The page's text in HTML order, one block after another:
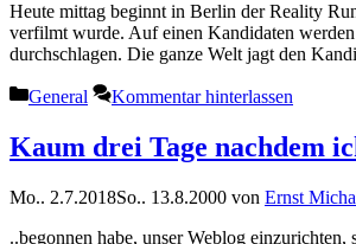
Heute mittag beginnt in Berlin der Reality
verfilmt wurde. Auf einen Kandidaten
durchschlagen. Die ganze Welt jagt den
Kategorien
General Kommentar hinterlassen
Kaum drei Tage nachdem
Mo.. 2.7.2018So.. 13.8.2000 von Ernst
..begonnen habe, unser Weblog